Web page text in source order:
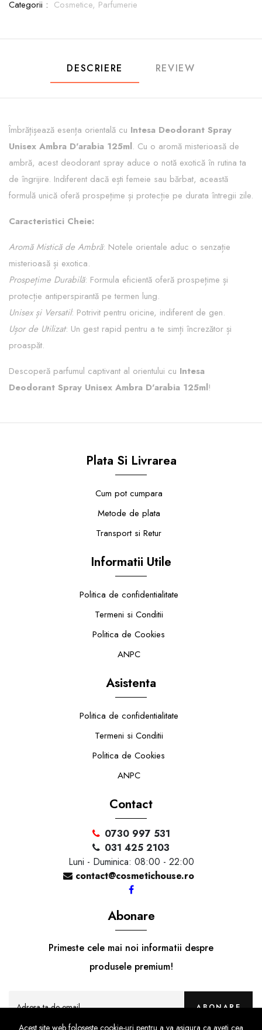
Categorii : Cosmetice, Parfumerie
DESCRIERE REVIEW
Îmbrățișează esența orientală cu Intesa Deodorant Spray
Unisex Ambra D'arabia 125ml. Cu o aromă misterioasă de
ambră, acest deodorant spray aduce o notă exotică în rutina ta
de îngrijire. Indiferent dacă ești femeie sau bărbat, această
formulă unică oferă prospețime și protecție pe durata întregii zile.
Caracteristici Cheie:
Aromă Mistică de Ambră: Notele orientale aduc o senzație
misterioasă și exotica.
Prospețime Durabilă: Formula eficientă oferă prospețime și
protecție antiperspirantă pe termen lung.
Unisex și Versatil: Potrivit pentru oricine, indiferent de gen.
Ușor de Utilizat: Un gest rapid pentru a te simți încrezător și
proaspăt.
Descoperă parfumul captivant al orientului cu Intesa
Deodorant Spray Unisex Ambra D'arabia 125ml!
Plata Si Livrarea
Cum pot cumpara
Metode de plata
Transport si Retur
Informatii Utile
Politica de confidentialitate
Termeni si Conditii
Politica de Cookies
ANPC
Asistenta
Politica de confidentialitate
Termeni si Conditii
Politica de Cookies
ANPC
Contact
0730 997 531
031 425 2103
Luni - Duminica: 08:00 - 22:00
contact@cosmetichouse.ro
Abonare
Primeste cele mai noi informatii despre
produsele premium!
ABONARE
Acest site web foloseste cookie-uri pentru a va asigura ca aveti cea